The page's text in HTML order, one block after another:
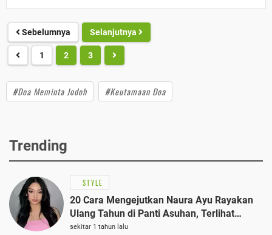
Sebelumnya Selanjutnya
1 2 3
#Doa Meminta Jodoh #Keutamaan Doa
Trending
STYLE
20 Cara Mengejutkan Naura Ayu Rayakan
Ulang Tahun di Panti Asuhan, Terlihat
Anggun dengan Kaftan Cokelat
sekitar 1 tahun lalu